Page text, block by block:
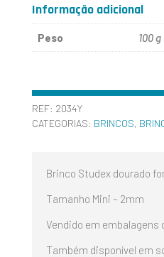
Informação adicional
Peso 100 g
REF: 2034Y
CATEGORIAS: BRINCOS,
Brinco Studex dourado
Tamanho Mini – 2mm
Vendido em embalagens
Também disponível em